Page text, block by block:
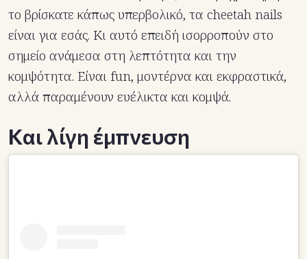
το βρίσκατε κάπως υπερβολικό, τα cheetah nails
είναι για εσάς. Κι αυτό επειδή ισορροπούν στο
σημείο ανάμεσα στη λεπτότητα και την
κομψότητα. Είναι fun, μοντέρνα και εκφραστικά,
αλλά παραμένουν ευέλικτα και κομψά.
Και λίγη έμπνευση